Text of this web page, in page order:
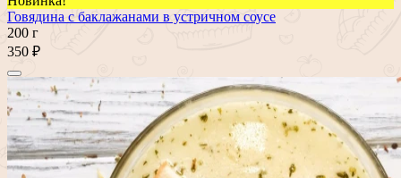
Говядина с баклажанами в устричном соусе
200 г
350 ₽